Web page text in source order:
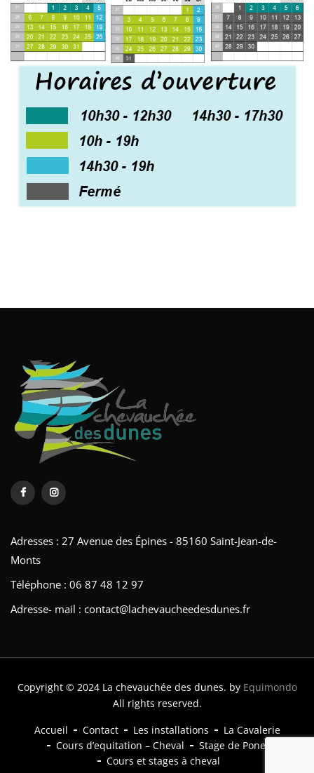
Adresses : 27 Avenue des Épines - 85160 Saint-Jean-de-
Monts
Téléphone : 06 87 48 12 97
Adresse- mail : contact@lachevaucheedesdunes.fr
Copyright © 2024 La chevauchée des dunes. by Equimondo
All rights reserved.
Accueil
Contact Les installations
La Cavalerie
Cours d’equitation – Cheval
Stage de Poney
Cours et stages à cheval